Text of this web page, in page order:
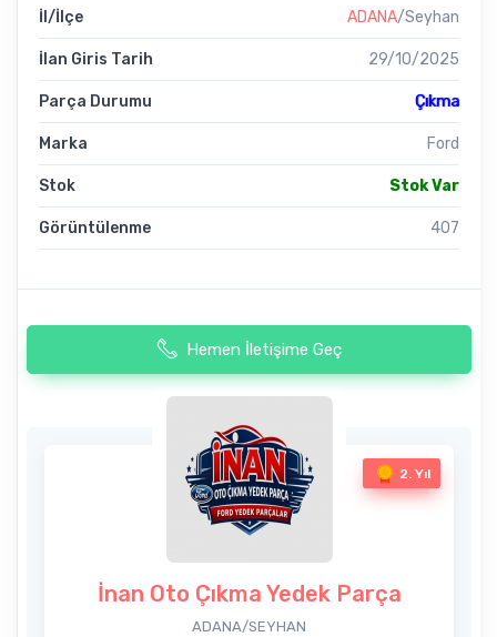
İl/İlçe ADANA/Seyhan
İlan Giris Tarih 29/10/2025
Parça Durumu Çıkma
Marka Ford
Stok Stok Var
Görüntülenme 407
Hemen İletişime Geç
2. Yıl
İnan Oto Çıkma Yedek Parça
ADANA/SEYHAN